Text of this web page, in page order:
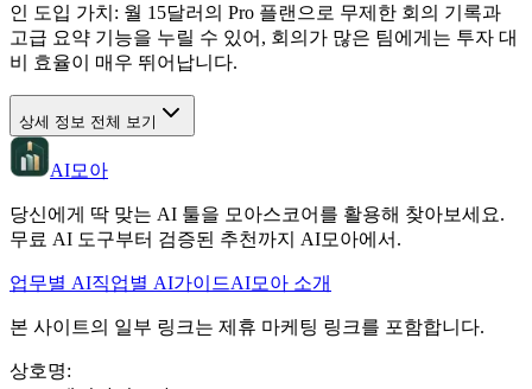
인 도입 가치: 월 15달러의 Pro 플랜으로 무제한 회의 기록과
고급 요약 기능을 누릴 수 있어, 회의가 많은 팀에게는 투자 대
비 효율이 매우 뛰어납니다.
상세 정보 전체 보기
AI모아
당신에게 딱 맞는 AI 툴을 모아스코어를 활용해 찾아보세요.
무료 AI 도구부터 검증된 추천까지 AI모아에서.
업무별 AI직업별 AI가이드AI모아 소개
본 사이트의 일부 링크는 제휴 마케팅 링크를 포함합니다.
상호명: